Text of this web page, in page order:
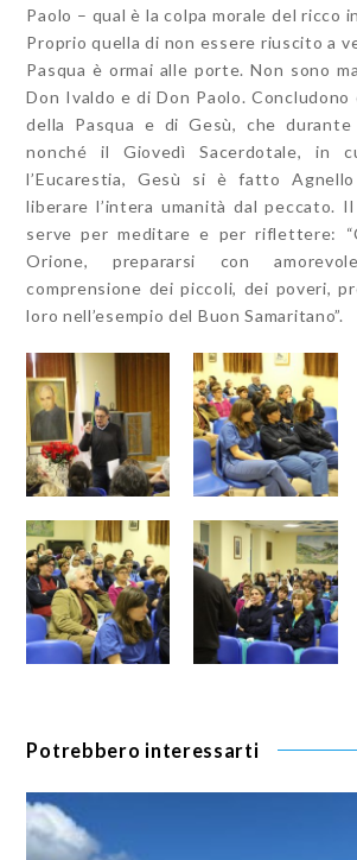
Paolo – qual è la colpa morale del ricco
Proprio quella di non essere riuscito a
Pasqua è ormai alle porte. Non sono
Don Ivaldo e di Don Paolo. Concludono
della Pasqua e di Gesù, che
nonché il Giovedì Sacerdotale, in
l’Eucarestia, Gesù si è fatto
liberare l’intera umanità dal peccato.
serve per meditare e per riflettere:
Orione, prepararsi con
comprensione dei piccoli, dei poveri,
loro nell’esempio del Buon Samaritano”.
Potrebbero interessarti